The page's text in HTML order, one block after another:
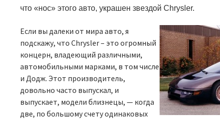
что «нос» этого авто, украшен звездойChrysler.
Если вы далеки от мира авто, я
подскажу, чтоChrysler – это огромный
концерн, владеющий различными,
автомобильными марками, в том числе
и Додж. Этот производитель,
довольно часто выпускал, и
выпускает, модели близнецы,— когда
две, по большому счету одинаковых